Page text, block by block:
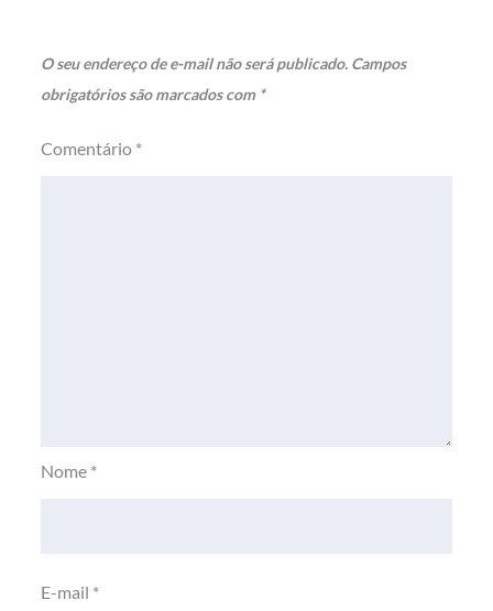
O seu endereço de e-mail não será publicado. Campos
obrigatórios são marcados com *
Comentário *
Nome *
E-mail *